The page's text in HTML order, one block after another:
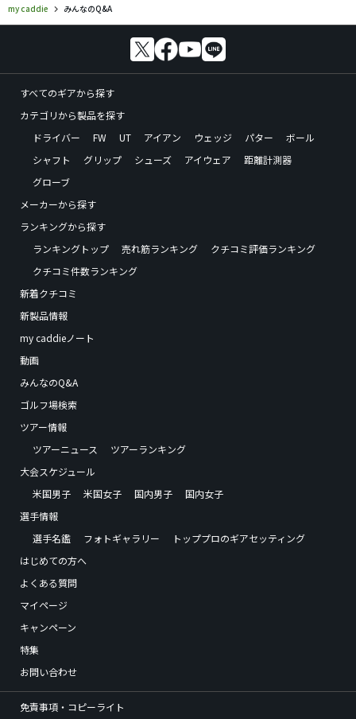
my caddie みんなのQ&A
すべてのギアから探す
カテゴリから製品を探す
ドライバー
FW UT アイアン ウェッジ パター
ボール
シャフト
グリップ シューズ アイウェア
距離計測器
グローブ
メーカーから探す
ランキングから探す
ランキングトップ
売れ筋ランキング
クチコミ評価ランキング
クチコミ件数ランキング
新着クチコミ
新製品情報
my caddieノート
動画
みんなのQ&A
ゴルフ場検索
ツアー情報
ツアーニュース
ツアーランキング
大会スケジュール
米国男子
米国女子 国内男子
国内女子
選手情報
選手名鑑
フォトギャラリー
トッププロのギアセッティング
はじめての方へ
よくある質問
マイページ
キャンペーン
特集
お問い合わせ
免責事項・コピーライト